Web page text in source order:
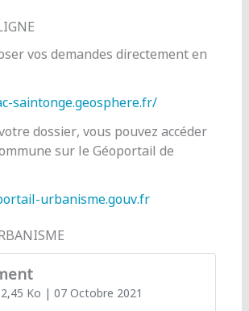
vos demandes directement en
saintonge.geosphere.fr/
dossier, vous pouvez accéder
sur le Géoportail de
urbanisme.gouv.fr
Ko | 07 Octobre 2021